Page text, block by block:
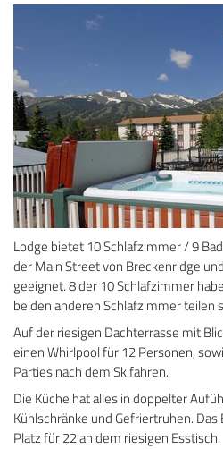
Lodge bietet 10 Schlafzimmer / 9
der Main Street von Breckenridge
geeignet. 8 der 10 Schlafzimmer
beiden anderen Schlafzimmer teilen
Auf der riesigen Dachterrasse mit
einen Whirlpool für 12 Personen,
Parties nach dem Skifahren.
Die Küche hat alles in doppelter
Kühlschränke und Gefriertruhen.
Platz für 22 an dem riesigen Esstisch.